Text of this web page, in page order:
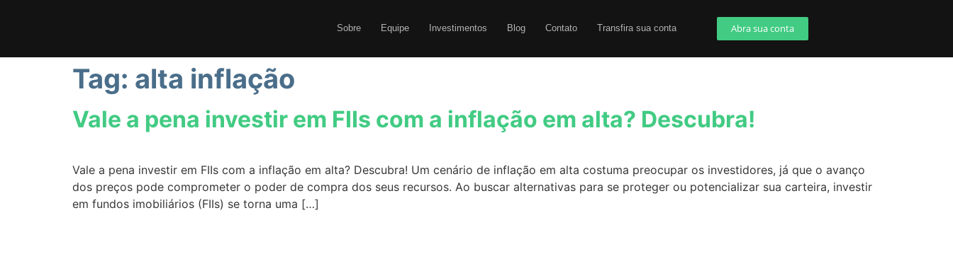
Sobre Equipe Investimentos Blog Contato Transfira sua conta Abra sua conta
Tag: alta inflação
Vale a pena investir em FIIs com a inflação em alta? Descubra!
Vale a pena investir em FIIs com a inflação em alta? Descubra! Um cenário de inflação em alta costuma preocupar os investidores, já que o avanço
dos preços pode comprometer o poder de compra dos seus recursos. Ao buscar alternativas para se proteger ou potencializar sua carteira, investir
em fundos imobiliários (FIIs) se torna uma […]